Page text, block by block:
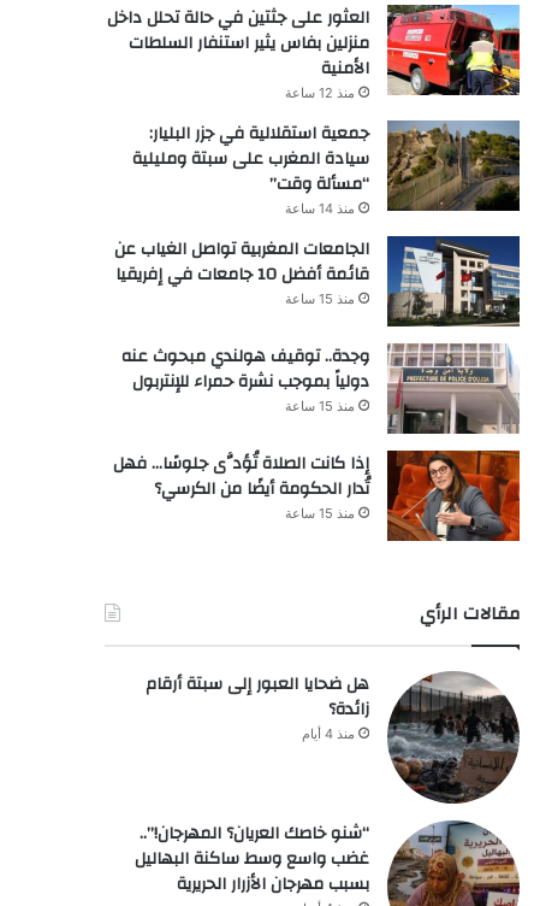
العثور على جثتين في حالة تحلل داخل
منزلين بفاس يثير استنفار السلطات
الأمنية
منذ 12 ساعة
جمعية استقلالية في جزر البليار:
سيادة المغرب على سبتة ومليلية
“مسألة وقت”
منذ 14 ساعة
الجامعات المغربية تواصل الغياب عن
قائمة أفضل 10 جامعات في إفريقيا
منذ 15 ساعة
وجدة.. توقيف هولندي مبحوث عنه
دولياً بموجب نشرة حمراء للإنتربول
منذ 15 ساعة
إذا كانت الصلاة تُؤدَّى جلوسًا… فهل
تُدار الحكومة أيضًا من الكرسي؟
منذ 15 ساعة
مقالات الرأي
هل ضحايا العبور إلى سبتة أرقام
زائدة؟
منذ 4 أيام
“شنو خاصك العريان؟ المهرجان!”..
غضب واسع وسط ساكنة البهاليل
بسبب مهرجان الأزرار الحريرية